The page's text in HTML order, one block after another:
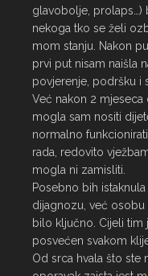
glavobolje, prolaps…)
nekoga tko se želi
mom stanju. Nakon
prvi put nisam naišla
povjerenje, podršku i
Već nakon 2
mogla sam nositi
normalno
rada, redovito
mogla ni zamisliti.
Posebno bih
dijagnozu, već
bilo ključno. Cijeli tim
posvećen svakom
Od srca hvala što ste